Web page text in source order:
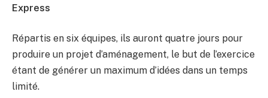
Express
Répartis en six équipes, ils auront quatre jours pour
produire un projet d’aménagement, le but de l’exercice
étant de générer un maximum d’idées dans un temps
limité.